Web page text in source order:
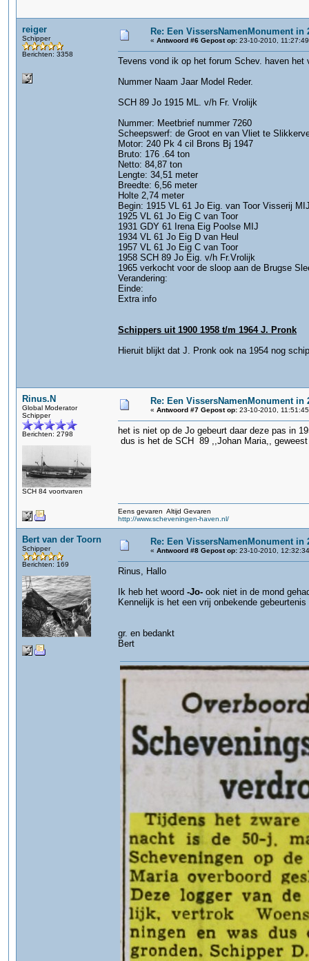
reiger
Schipper
Berichten: 3358
Re: Een VissersNamenMonument in
« Antwoord #6 Gepost op: 23-10-2010,
Tevens vond ik op het forum Schev. haven het
Nummer Naam Jaar Model Reder.
SCH 89 Jo 1915 ML. v/h Fr. Vrolijk
Nummer: Meetbrief nummer 7260
Scheepswerf: de Groot en van Vliet te
Motor: 240 Pk 4 cil Brons Bj 1947
Bruto: 176 .64 ton
Netto: 84,87 ton
Lengte: 34,51 meter
Breedte: 6,56 meter
Holte 2,74 meter
Begin: 1915 VL 61 Jo Eig. van Toor Visserij
1925 VL 61 Jo Eig C van Toor
1931 GDY 61 Irena Eig Poolse MIJ
1934 VL 61 Jo Eig D van Heul
1957 VL 61 Jo Eig C van Toor
1958 SCH 89 Jo Eig. v/h Fr.Vrolijk
1965 verkocht voor de sloop aan de Brugse
Verandering:
Einde:
Extra info
Schippers uit 1900 1958 t/m 1964 J. Pronk
Hieruit blijkt dat J. Pronk ook na 1954 nog
Rinus.N
Global Moderator
Schipper
Berichten: 2798
SCH 84 voortvaren
Re: Een VissersNamenMonument in
« Antwoord #7 Gepost op: 23-10-2010,
het is niet op de Jo gebeurt daar deze pas in
dus is het de SCH 89 ,,Johan Maria,,
Eens gevaren Altijd Gevaren
http://www.scheveningen-haven.nl/
Bert van der Toorn
Schipper
Berichten: 169
Re: Een VissersNamenMonument in
« Antwoord #8 Gepost op: 23-10-2010,
Rinus, Hallo
Ik heb het woord -Jo- ook niet in de mond
Kennelijk is het een vrij onbekende
gr. en bedankt
Bert